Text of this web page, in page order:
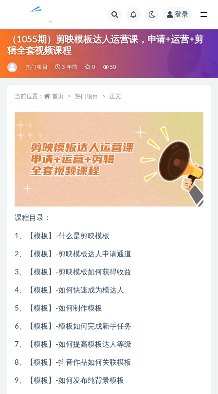
登录
（1055期）剪映模板达人运营课，申请+运营+剪
辑全套视频课程
热门项目 3 年前 0 50
当前位置： 首页 热门项目 正文
课程目录：
1、【模板】-什么是剪映模板
2、【模板】-剪映模板达人申请通道
3、【模板】-剪映模板如何获得收益
4、【模板】-如何快速成为模达人
5、【模板】-如何制作模板
6、【模板】-模板如何完成新手任务
7、【模板】-如何提高模板达人等级
8、【模板】-抖音作品如何关联模板
9、【模板】-如何发布纯背景模板